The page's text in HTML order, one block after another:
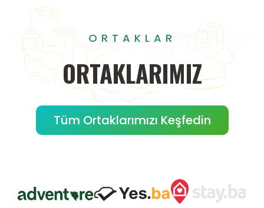
ORTAKLAR
ORTAKLARIMIZ
Tüm Ortaklarımızı Keşfedin